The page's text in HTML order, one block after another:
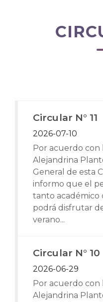
Circular N° 11
2026-07-10
Por acuerdo con
Alejandrina
General de esta
informo que el
tanto académico
podrá disfrutar
verano...
Circular N° 10
2026-06-29
Por acuerdo con
Alejandrina